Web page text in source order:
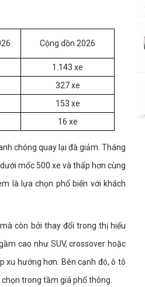
Cộng dồn 2026
1.143 xe
327 xe
153 xe
16 xe
chóng quay lại đà giảm. Tháng
mốc 500 xe và thấp hơn cùng
là lựa chọn phổ biến với khách
còn bởi thay đổi trong thị hiếu
cao như SUV, crossover hoặc
xu hướng hơn. Bên cạnh đó, ô tô
trong tầm giá phổ thông.